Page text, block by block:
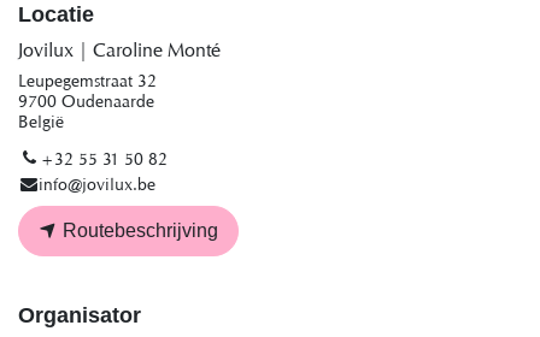
Locatie
Jovilux | Caroline Monté
Leupegemstraat 32
9700 Oudenaarde
België
+32 55 31 50 82
info@jovilux.be
Routebeschrijving
Organisator